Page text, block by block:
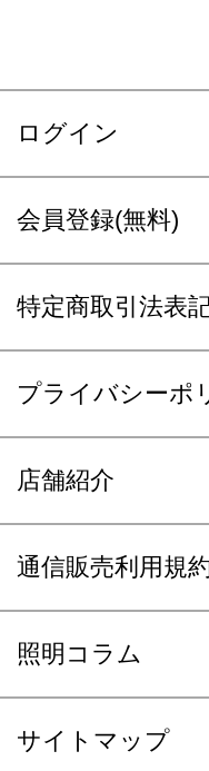
ログイン
会員登録(無料)
特定商取引法表
プライバシーポ
店舗紹介
通信販売利用規
照明コラム
サイトマップ